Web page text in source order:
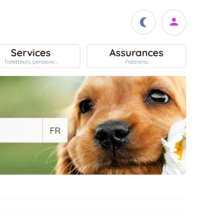
Services
Toiletteurs, pensions ..
Assurances
Fidanimo
FR